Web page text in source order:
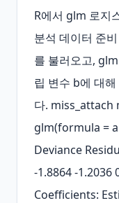
R에서 glm 로지
분석 데이터 준
를 불러오고,
립 변수 b에 대
다. miss_attach
glm(formula =
Deviance
-1.8864 -1.2036
Coefficients: